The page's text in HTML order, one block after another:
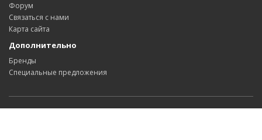
Форум
Связаться с нами
Карта сайта
Дополнительно
Бренды
Специальные предложения